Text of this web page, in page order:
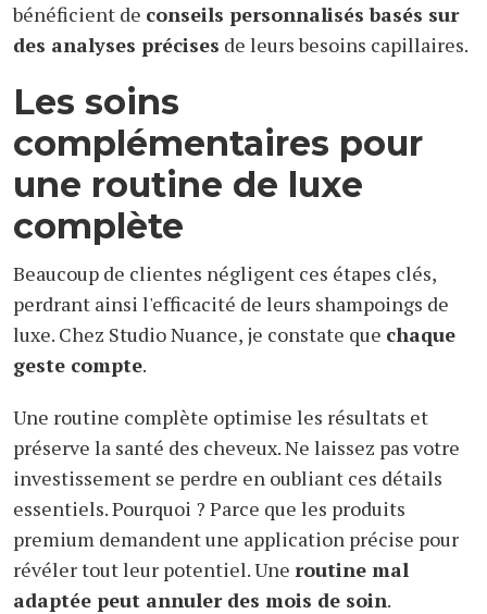
bénéficient de conseils personnalisés basés sur
des analyses précises de leurs besoins capillaires.
Les soins
complémentaires pour
une routine de luxe
complète
Beaucoup de clientes négligent ces étapes clés,
perdrant ainsi l'efficacité de leurs shampoings de
luxe. Chez Studio Nuance, je constate que chaque
geste compte.
Une routine complète optimise les résultats et
préserve la santé des cheveux. Ne laissez pas votre
investissement se perdre en oubliant ces détails
essentiels. Pourquoi ? Parce que les produits
premium demandent une application précise pour
révéler tout leur potentiel. Une routine mal
adaptée peut annuler des mois de soin.